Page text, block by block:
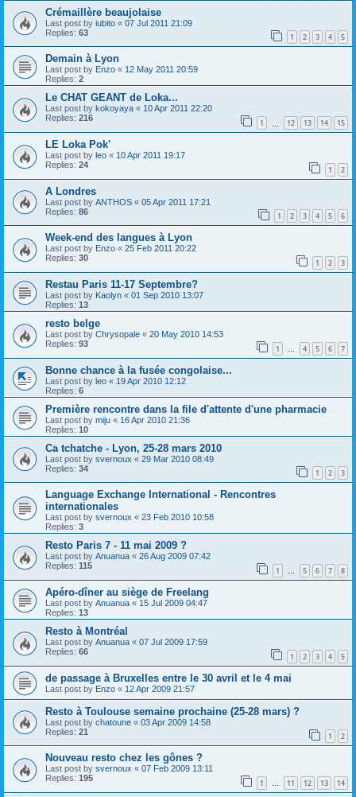
Crémaillère beaujolaise
Last post by iubito « 07 Jul 2011 21:09
Replies: 63 1 2 3 4 5
Demain à Lyon
Last post by Enzo « 12 May 2011 20:59
Replies: 2
Le CHAT GEANT de Loka...
Last post by kokoyaya « 10 Apr 2011 22:20
Replies: 216 1 12 13 14 15
LE Loka Pok'
Last post by leo « 10 Apr 2011 19:17
Replies: 24 1 2
A Londres
Last post by ANTHOS « 05 Apr 2011 17:21
Replies: 86 1 2 3 4 5 6
Week-end des langues à Lyon
Last post by Enzo « 25 Feb 2011 20:22
Replies: 30 1 2 3
Restau Paris 11-17 Septembre?
Last post by Kaolyn « 01 Sep 2010 13:07
Replies: 13
resto belge
Last post by Chrysopale « 20 May 2010 14:53
Replies: 93 1 … 4 5 6 7
Bonne chance à la fusée congolaise...
Last post by leo « 19 Apr 2010 12:12
Replies: 6
Première rencontre dans la file d'attente d'une pharmacie
Last post by miju « 16 Apr 2010 21:36
Replies: 10
Ca tchatche - Lyon, 25-28 mars 2010
Last post by svernoux « 29 Mar 2010 08:49
Replies: 34 1 2 3
Language Exchange International - Rencontres
internationales
Last post by svernoux « 23 Feb 2010 10:58
Replies: 3
Resto Paris 7 - 11 mai 2009 ?
Last post by Anuanua « 26 Aug 2009 07:42
Replies: 115 1 … 5 6 7 8
Apéro-dîner au siège de Freelang
Last post by Anuanua « 15 Jul 2009 04:47
Replies: 13
Resto à Montréal
Last post by Anuanua « 07 Jul 2009 17:59
Replies: 66 1 2 3 4 5
de passage à Bruxelles entre le 30 avril et le 4 mai
Last post by Enzo « 12 Apr 2009 21:57
Resto à Toulouse semaine prochaine (25-28 mars) ?
Last post by chatoune « 03 Apr 2009 14:58
Replies: 21 1 2
Nouveau resto chez les gônes ?
Last post by svernoux « 07 Feb 2009 13:11
Replies: 195 1 … 11 12 13 14